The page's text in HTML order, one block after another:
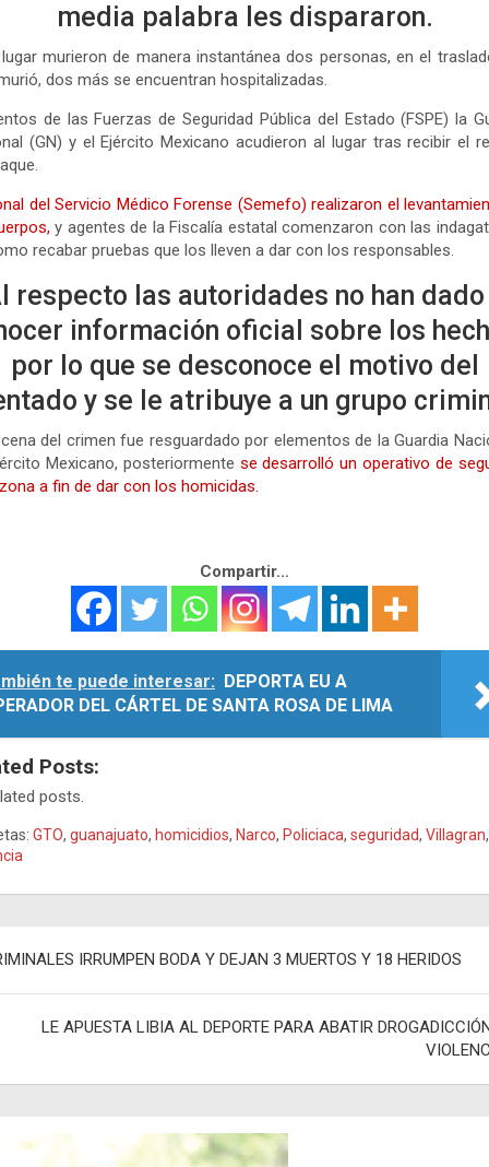
media palabra les dispararon.
murieron de manera instantánea dos personas, en el
dos más se encuentran hospitalizadas.
de las Fuerzas de Seguridad Pública del Estado (FSPE) la
(GN) y el Ejército Mexicano acudieron al lugar tras recibir el
del Servicio Médico Forense (Semefo) realizaron el
y agentes de la Fiscalía estatal comenzaron con las
recabar pruebas que los lleven a dar con los responsables.
respecto las autoridades no han dado
información oficial sobre los
por lo que se desconoce el motivo del
y se le atribuye a un grupo
del crimen fue resguardado por elementos de la Guardia
Mexicano, posteriormente se desarrolló un operativo de
a fin de dar con los homicidas.
Compartir...
te puede interesar: DEPORTA EU A
DEL CÁRTEL DE SANTA ROSA DE LIMA
Posts:
posts.
GTO, guanajuato, homicidios, Narco, Policiaca, seguridad, Villagran,
IRRUMPEN BODA Y DEJAN 3 MUERTOS Y 18 HERIDOS
LE APUESTA LIBIA AL DEPORTE PARA ABATIR